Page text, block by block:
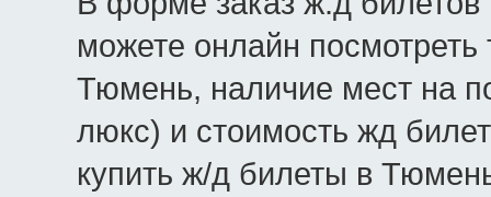
можете онлайн посмотреть
Тюмень, наличие мест на
люкс) и стоимость жд
купить ж/д билеты в